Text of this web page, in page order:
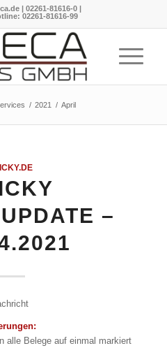
| 02261-81616-0|
02261-81616-99
/ 2021 / April
–
alle Belege auf einmal markiert